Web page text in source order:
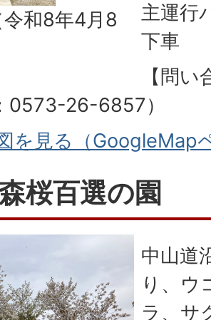
和8年4月8
主運行
下車
【問
0573-26-6857）
を見る（GoogleMap
桜百選の園
中山道
り、ウ
ラ、サ